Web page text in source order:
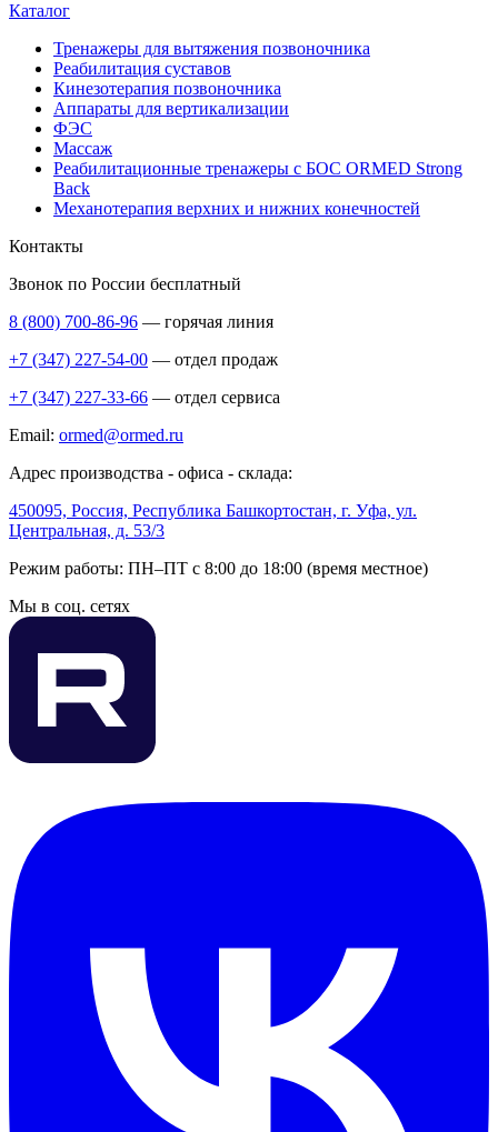
Каталог
Тренажеры для вытяжения позвоночника
Реабилитация суставов
Кинезотерапия позвоночника
Аппараты для вертикализации
ФЭС
Массаж
Реабилитационные тренажеры с БОС ORMED Strong
Back
Механотерапия верхних и нижних конечностей
Контакты
Звонок по России бесплатный
8 (800) 700-86-96 — горячая линия
+7 (347) 227-54-00 — отдел продаж
+7 (347) 227-33-66 — отдел сервиса
Email: ormed@ormed.ru
Адрес производства - офиса - склада:
450095, Россия, Республика Башкортостан, г. Уфа, ул.
Центральная, д. 53/3
Режим работы: ПН–ПТ с 8:00 до 18:00 (время местное)
Мы в соц. сетях